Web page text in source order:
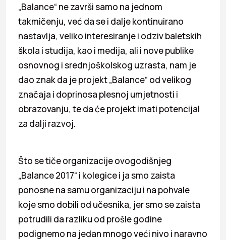
„Balance“ ne završi samo na jednom
takmičenju, već da se i dalje kontinuirano
nastavlja, veliko interesiranje i odziv baletskih
škola i studija, kao i medija, ali i nove publike
osnovnog i srednjoškolskog uzrasta, nam je
dao znak da je projekt „Balance“ od velikog
značaja i doprinosa plesnoj umjetnosti i
obrazovanju, te da će projekt imati potencijal
za dalji razvoj.
Što se tiče organizacije ovogodišnjeg
„Balance 2017“ i kolegice i ja smo zaista
ponosne na samu organizaciju i na pohvale
koje smo dobili od učesnika, jer smo se zaista
potrudili da razliku od prošle godine
podignemo na jedan mnogo veći nivo i naravno